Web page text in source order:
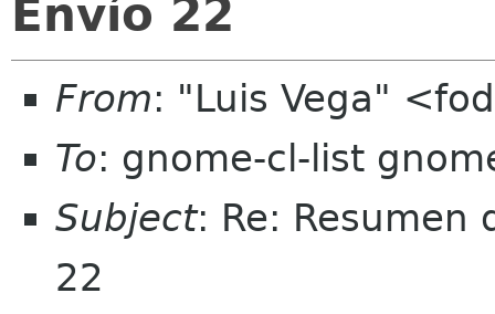
Envío 22
From: "Luis Vega"
To: gnome-cl-list
Subject: Re: Resumen
22